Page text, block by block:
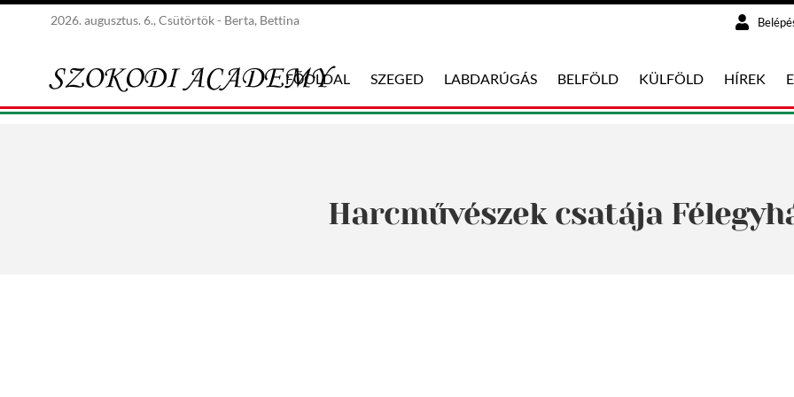
2026. augusztus. 6., Csütörtök - Berta, Bettina
FŐOLDAL SZEGED LABDARÚGÁS BELFÖLD KÜLFÖLD HÍREK
Harcművészek csatája